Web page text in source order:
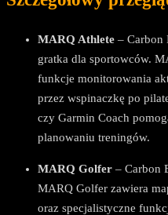
MARQ Athlete – Carbon
gratka dla sportowców.
funkcje monitorowania
przez wspinaczkę po
czy Garmin Coach
planowaniu treningów.
MARQ Golfer – Carbon
MARQ Golfer zawiera
oraz specjalistyczne